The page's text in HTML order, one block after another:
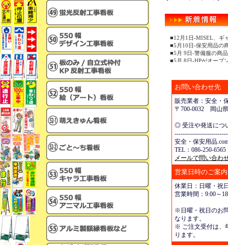
■12月1日-MISEL、ギ
■5月10日-保安用品の
■5月 9日-警備服の商
■5月 8日-HPがオープ
お問い合わせ先
販売業者：安全・
〒700-0032 岡山
◎ 受注や発送につ
安全・保安用品
TEL：086-250-
メールで問い合わ
営業日時のご案内
休業日：日曜・祝
営業時間：9:00～
※日曜・祝日のお
なります。
※ ご注文受付は、
ります。